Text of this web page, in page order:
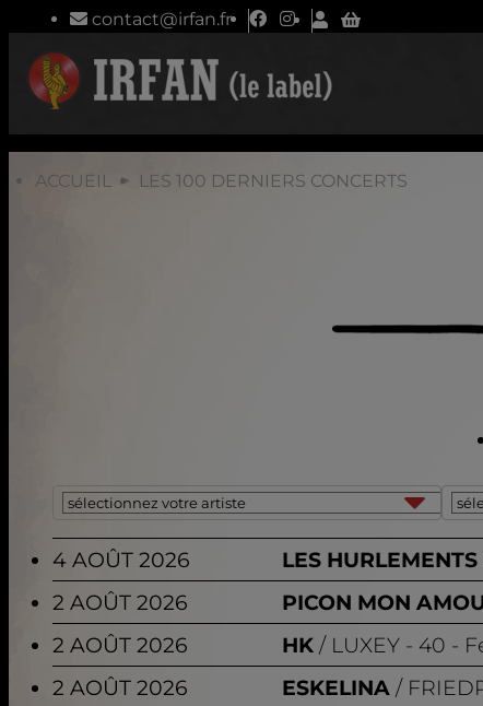
contact@irfan.fr
ACCUEIL LES 100 DERNIERS CONCERTS
4 AOÛT 2026 LES
2 AOÛT 2026
PICON MON
2 AOÛT 2026
HK LUXEY - 40 -
2 AOÛT 2026
ESKELINA